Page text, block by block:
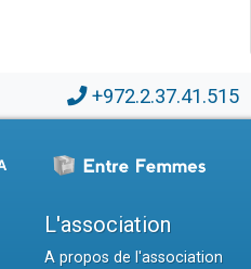
+972.2.37.41.515
L'association
A propos de l'association